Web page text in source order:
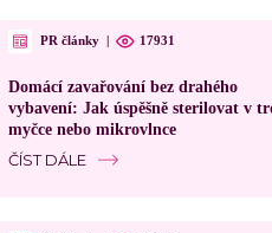
PR články | 17931
Domácí zavařování bez drahého
vybavení: Jak úspěšně sterilovat v
myčce nebo mikrovlnce
ČÍST DÁLE